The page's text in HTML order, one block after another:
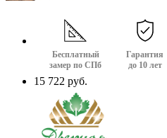
Бесплатный
замер по СПб
Гарантия
до 10 лет
15 722 руб.